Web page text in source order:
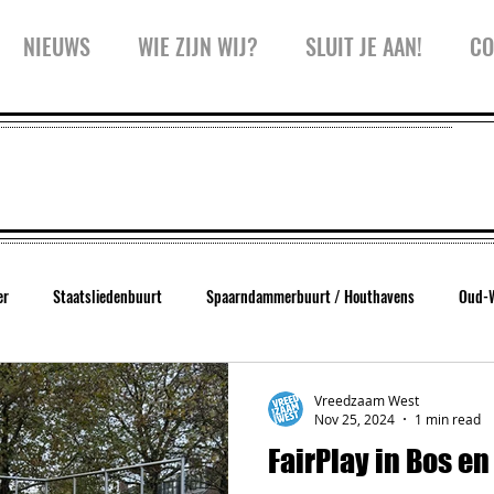
NIEUWS WIE ZIJN WIJ? SLUIT JE AAN!
Staatsliedenbuurt Spaarndammerbuurt / Houthavens Oud-
Trainingen Inspiratiesessie
FairPlay in Bos
Vreedzaam West
Nov 25, 2024
1 min read